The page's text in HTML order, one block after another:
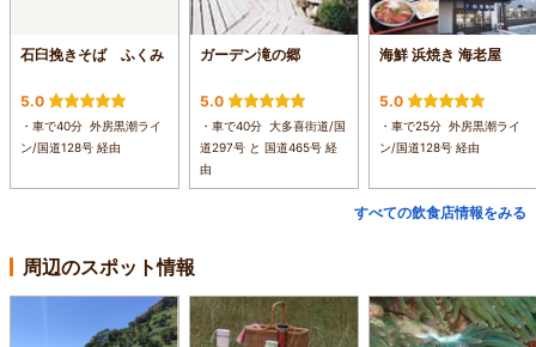
石臼挽きそば ふくみ
5.0
・車で40分 外房黒潮ライ
ン/国道128号 経由
ガーデン滝の郷
5.0
・車で40分 大多喜街道/国
道297号 と 国道465号 経
由
海鮮 浜焼き 海老屋
5.0
・車で25分 外房黒潮ライ
ン/国道128号 経由
すべての飲食店情報をみる
周辺のスポット情報